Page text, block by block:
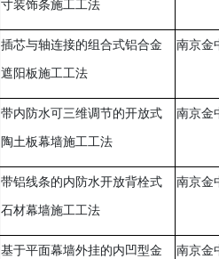
寸装饰条施工工法
插芯与轴连接的组合式铝合金
遮阳板施工工法
南京金
带内防水可三维调节的开放式
陶土板幕墙施工工法
南京金
带铝线条的内防水开放背栓式
石材幕墙施工工法
南京金
基于平面幕墙外挂的内凹型金 南京金